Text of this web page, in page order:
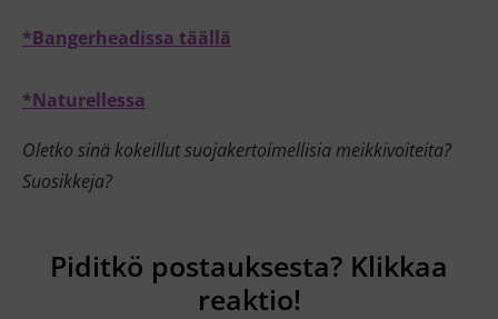
*Bangerheadissa täällä
*Naturellessa
Oletko sinä kokeillut suojakertoimellisia meikkivoiteita?
Suosikkeja?
Piditkö postauksesta? Klikkaa
reaktio!